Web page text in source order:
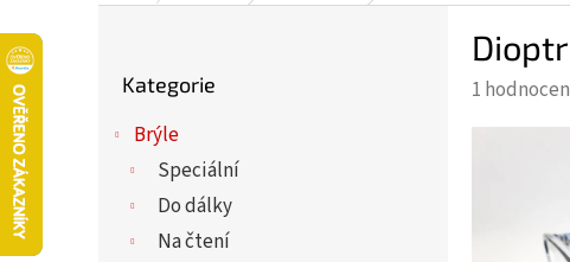
kategorie
Kategorie
Brýle
Speciální
Do dálky
Na čtení
Průměrné
1